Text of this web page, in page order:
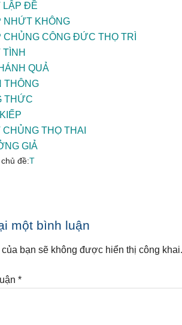
LẬP ĐỀ
NHỨT KHÔNG
CHỦNG CÔNG ĐỨC THỌ TRÌ
TÌNH
QUẢ
THÔNG
THỨC
CHỦNG THỌ THAI
GIẢ
đề:T
một bình luận
của bạn sẽ không được hiển thị công khai.
*